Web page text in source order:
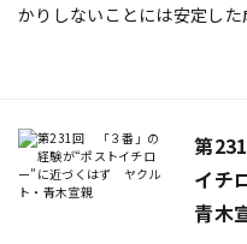
かりしないことには安定し
第
イチ
青木